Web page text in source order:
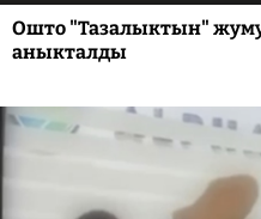
Ошто "Тазалыктын"
аныкталды